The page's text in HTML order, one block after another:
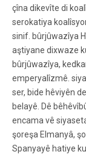
çîna dikevîte di
serokatiya
sinif. bûrjûwazîya
aştiyane dixwaze
bûrjûwazîya,
emperyalîzmê.
ser, bide hêviyên
belayê. Dê
encama vê
şoreşa Elmanyâ,
Spanyayê hatiye